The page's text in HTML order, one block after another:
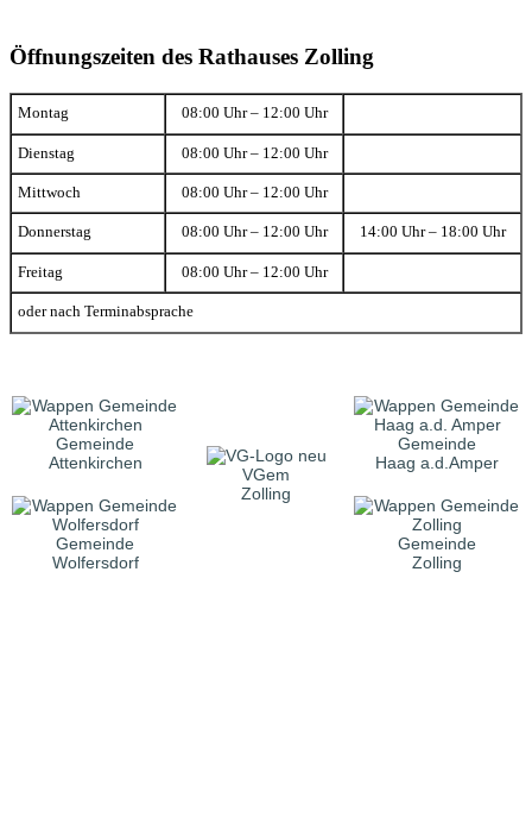
Öffnungszeiten des Rathauses Zolling
Montag 08:00 Uhr – 12:00 Uhr
Dienstag 08:00 Uhr – 12:00 Uhr
Mittwoch 08:00 Uhr – 12:00 Uhr
Donnerstag 08:00 Uhr – 12:00 Uhr 14:00 Uhr – 18:00 Uhr
Freitag 08:00 Uhr – 12:00 Uhr
oder nach Terminabsprache
Gemeinde
Attenkirchen
VGem
Zolling
Gemeinde
Haag a.d.Amper
Gemeinde
Wolfersdorf
Gemeinde
Zolling